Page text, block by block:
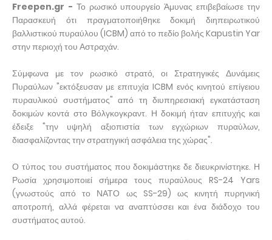
Freepen.gr - Το ρωσικό υπουργείο Άμυνας επιβεβαίωσε την
Παρασκευή ότι πραγματοποιήθηκε δοκιμή διηπειρωτικού
βαλλιστικού πυραύλου (ICBM) από το πεδίο βολής Kapustin Yar
στην περιοχή του Αστραχάν.
Σύμφωνα με τον ρωσικό στρατό, οι Στρατηγικές Δυνάμεις
Πυραύλων "εκτόξευσαν με επιτυχία ICBM ενός κινητού επίγειου
πυραυλικού συστήματος" από τη διυπηρεσιακή εγκατάσταση
δοκιμών κοντά στο Βόλγκογκραντ. Η δοκιμή ήταν επιτυχής και
έδειξε "την υψηλή αξιοπιστία των εγχώριων πυραύλων,
διασφαλίζοντας την στρατηγική ασφάλεια της χώρας".
Ο τύπος του συστήματος που δοκιμάστηκε δε διευκρινίστηκε. Η
Ρωσία χρησιμοποιεί σήμερα τους πυραύλους RS-24 Yars
(γνωστούς από το ΝΑΤΟ ως SS-29) ως κινητή πυρηνική
αποτροπή, αλλά φέρεται να αναπτύσσει και ένα διάδοχο του
συστήματος αυτού.